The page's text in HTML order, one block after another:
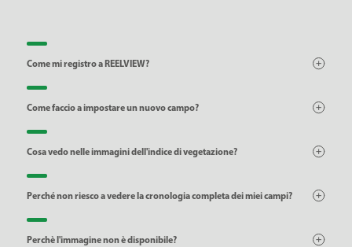
Come mi registro a REELVIEW?
Come faccio a impostare un nuovo campo?
Cosa vedo nelle immagini dell'indice di vegetazione?
Perché non riesco a vedere la cronologia completa dei miei campi?
Perchè l'immagine non è disponibile?